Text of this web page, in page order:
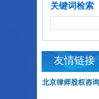
关键词检索
友情链接
北京律师股权咨询